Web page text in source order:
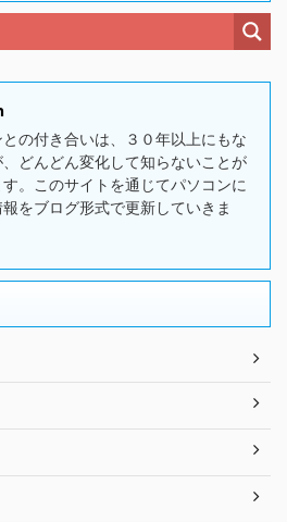
の付き合いは、３０年以上にもな
、どんどん変化して知らないことが
。このサイトを通じてパソコンに
をブログ形式で更新していきま